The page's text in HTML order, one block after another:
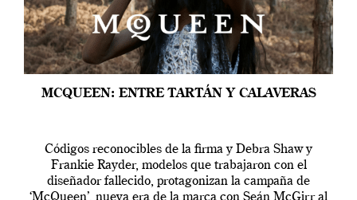
MCQUEEN: ENTRE TARTÁN Y CALAVERAS
Códigos reconocibles de la firma y Debra Shaw y
Frankie Rayder, modelos que trabajaron con el
diseñador fallecido, protagonizan la campaña de